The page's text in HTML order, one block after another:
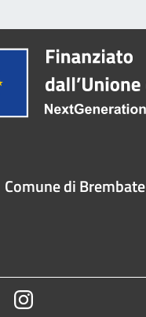
Comune di Brembate
YoutubeInstagram